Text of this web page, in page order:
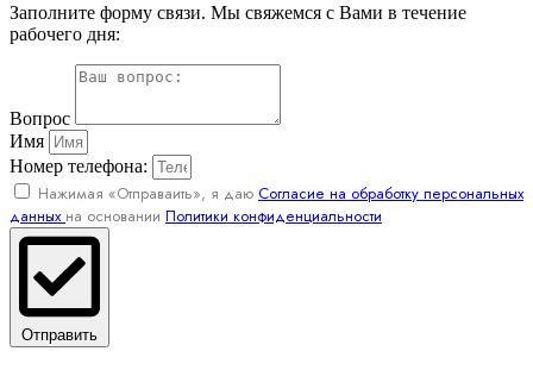
Заполните форму связи. Мы свяжемся с Вами в течение
рабочего дня:
Вопрос
Имя
Номер телефона:
Нажимая «Отправаить», я даю Согласие на обработку персональных
данных на основании Политики конфиденциальности
Отправить